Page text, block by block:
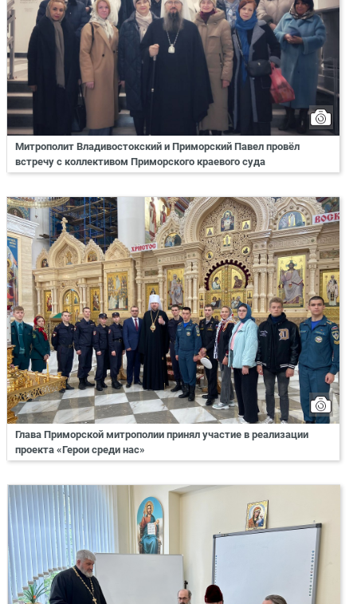
Митрополит Владивостокский и Приморский Павел провёл
встречу с коллективом Приморского краевого суда
Глава Приморской митрополии принял участие в реализации
проекта «Герои среди нас»